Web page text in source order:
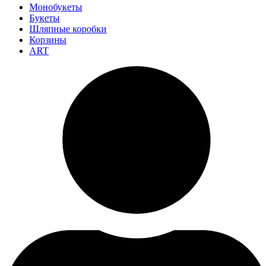
Монобукеты
Букеты
Шляпные коробки
Корзины
ART